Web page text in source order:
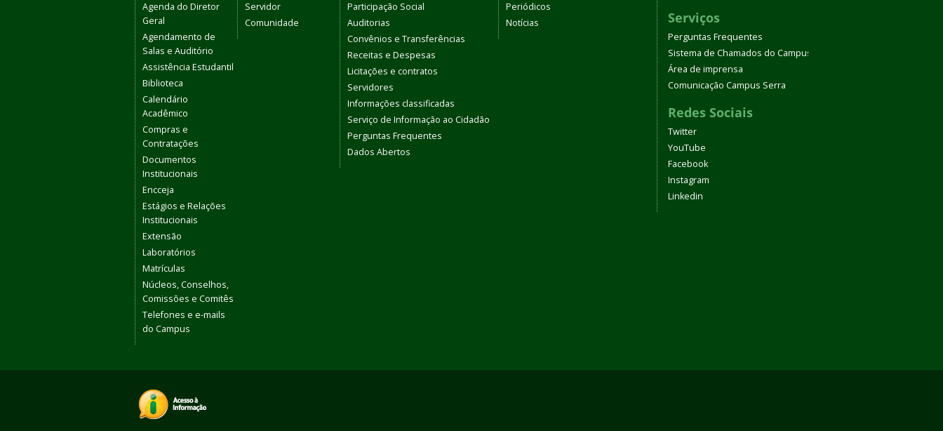
Agenda do Diretor
Geral
Agendamento de
Salas e Auditório
Assistência Estudantil
Biblioteca
Calendário
Acadêmico
Compras e
Contratações
Documentos
Institucionais
Encceja
Estágios e Relações
Institucionais
Extensão
Laboratórios
Matrículas
Núcleos, Conselhos,
Comissões e Comitês
Telefones e e-mails
do Campus
Servidor
Comunidade
Participação Social
Auditorias
Convênios e Transferências
Receitas e Despesas
Licitações e contratos
Servidores
Informações classificadas
Serviço de Informação ao Cidadão
Perguntas Frequentes
Dados Abertos
Periódicos
Notícias
Serviços
Perguntas Frequentes
Sistema de Chamados do Campus Serra
Área de imprensa
Comunicação Campus Serra
Redes Sociais
Twitter
YouTube
Facebook
Instagram
Linkedin